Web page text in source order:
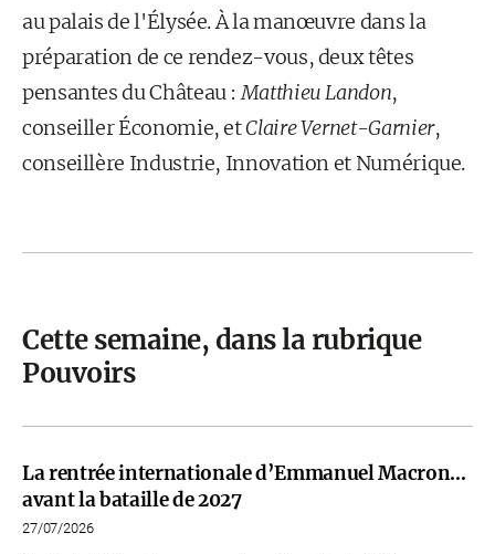
au palais de l'Élysée. À la manœuvre dans la
préparation de ce rendez-vous, deux têtes
pensantes du Château :Matthieu Landon,
conseiller Économie, etClaire Vernet-Garnier,
conseillère Industrie, Innovation et Numérique.
Cette semaine, dans la rubrique
Pouvoirs
La rentrée internationale d’Emmanuel Macron…
avant la bataille de 2027
27/07/2026